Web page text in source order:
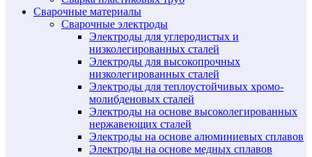
Сварочные материалы
Сварочные электроды
Электроды для углеродистых и
низколегированных сталей
Электроды для высокопрочных
низколегированных сталей
Электроды для теплоустойчивых хромо-
молибденовых сталей
Электроды на основе высоколегированных
нержавеющих сталей
Электроды на основе алюминиевых сплавов
Электроды на основе медных сплавов